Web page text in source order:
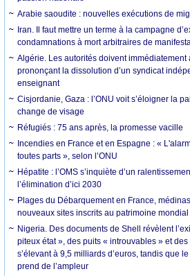
Arabie saoudite : nouvelles exécutions de
Iran. Il faut mettre un terme à la campagne
condamnations à mort arbitraires de
Algérie. Les autorités doivent immédiatement
prononçant la dissolution d’un syndicat
enseignant
Cisjordanie, Gaza : l’ONU voit s’éloigner la
change de visage
Réfugiés : 75 ans après, la promesse vacille
Incendies en France et en Espagne : «
toutes parts », selon l’ONU
Hépatite : l’OMS s’inquiète d’un
l’élimination d’ici 2030
Plages du Débarquement en France,
nouveaux sites inscrits au patrimoine mondial
Nigeria. Des documents de Shell révèlent
piteux état », des puits « introuvables » et
s’élevant à 9,5 milliards d’euros, tandis que
prend de l’ampleur